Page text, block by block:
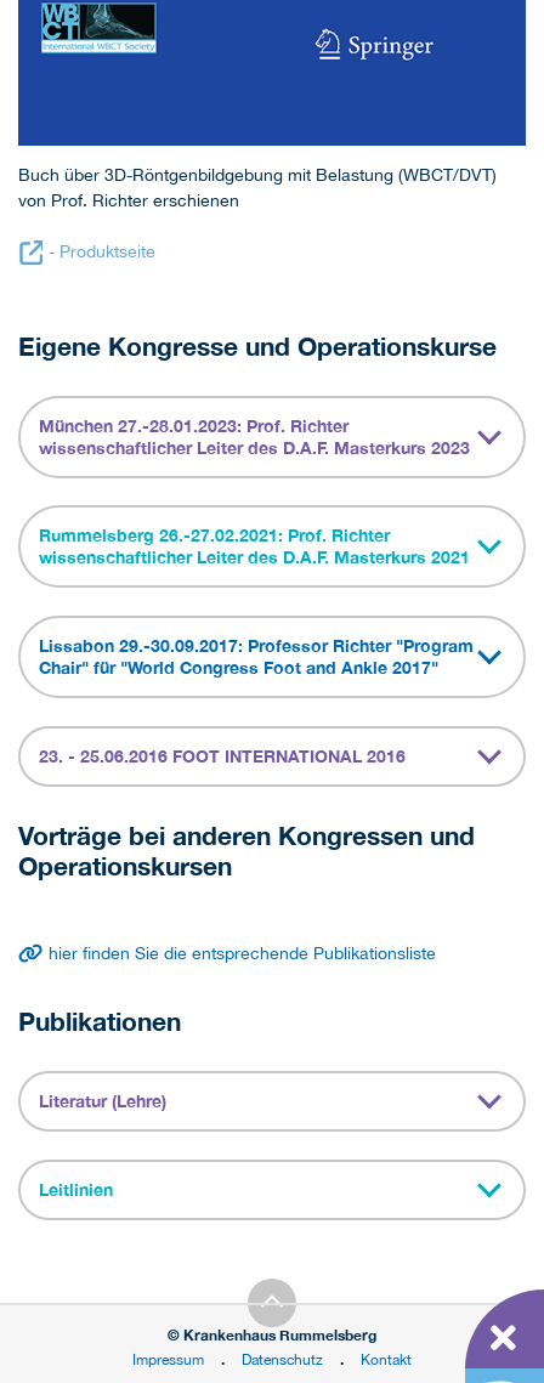
Buch über 3D-Röntgenbildgebung mit Belastung (WBCT/DVT)
von Prof. Richter erschienen
- Produktseite
Eigene Kongresse und Operationskurse
München 27.-28.01.2023: Prof. Richter
wissenschaftlicher Leiter des D.A.F. Masterkurs 2023
Rummelsberg 26.-27.02.2021: Prof. Richter
wissenschaftlicher Leiter des D.A.F. Masterkurs 2021
Lissabon 29.-30.09.2017: Professor Richter "Program
Chair" für "World Congress Foot and Ankle 2017"
23. - 25.06.2016 FOOT INTERNATIONAL 2016
Vorträge bei anderen Kongressen und
Operationskursen
hier finden Sie die entsprechende Publikationsliste
Publikationen
Literatur (Lehre)
Leitlinien
© Krankenhaus Rummelsberg
Impressum
Datenschutz Kontakt